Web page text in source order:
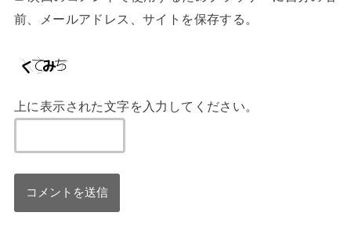
前、メールアドレス、サイトを保存する。
上に表示された文字を入力してください。